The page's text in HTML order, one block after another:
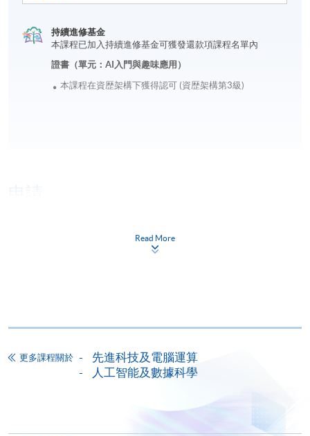
持續進修基金
本課程已加入持續進修基金可獲發還款項課程名單內
證書（單元：AI入門與趣味應用）
本課程在資歴架構下獲得認可 (資歴架構第3級)
網上報名服務
香港大學專業進修學院提供24小時網上報名及繳費服
務，申請人可通過網上申請個別學歷頒授課程和報讀
申請人可在網上使用「繳費靈」(PPS) (不適用於手
機)、VISA 或 Mastercard。除上述支付方式之外，如就
Read More
更多課程關於
先進科技及電腦運算
人工智能及數據科學